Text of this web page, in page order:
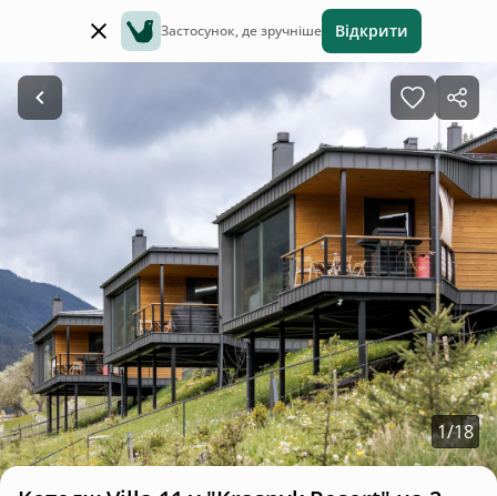
Застосунок, де зручніше Відкрити
1/18